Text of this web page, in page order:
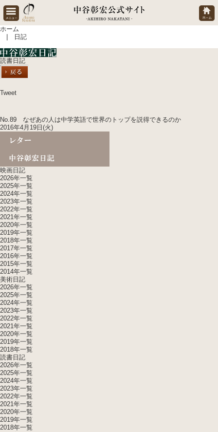
ホーム
| 日記
読書日記
Tweet
No.89 なぜあの人は中学英語で世界のトップを説得できるのか
2016年4月19日(火)
映画日記
2026年一覧
2025年一覧
2024年一覧
2023年一覧
2022年一覧
2021年一覧
2020年一覧
2019年一覧
2018年一覧
2017年一覧
2016年一覧
2015年一覧
2014年一覧
美術日記
2026年一覧
2025年一覧
2024年一覧
2023年一覧
2022年一覧
2021年一覧
2020年一覧
2019年一覧
2018年一覧
読書日記
2026年一覧
2025年一覧
2024年一覧
2023年一覧
2022年一覧
2021年一覧
2020年一覧
2019年一覧
2018年一覧